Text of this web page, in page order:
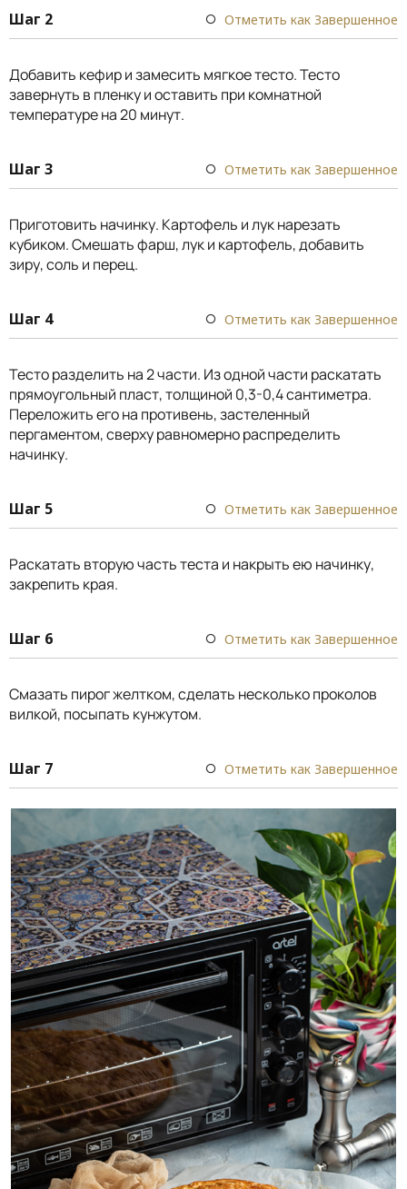
Шаг 2 Отметить как Завершенное
Добавить кефир и замесить мягкое тесто. Тесто
завернуть в пленку и оставить при комнатной
температуре на 20 минут.
Шаг 3 Отметить как Завершенное
Приготовить начинку. Картофель и лук нарезать
кубиком. Смешать фарш, лук и картофель, добавить
зиру, соль и перец.
Шаг 4 Отметить как Завершенное
Тесто разделить на 2 части. Из одной части раскатать
прямоугольный пласт, толщиной 0,3-0,4 сантиметра.
Переложить его на противень, застеленный
пергаментом, сверху равномерно распределить
начинку.
Шаг 5 Отметить как Завершенное
Раскатать вторую часть теста и накрыть ею начинку,
закрепить края.
Шаг 6 Отметить как Завершенное
Смазать пирог желтком, сделать несколько проколов
вилкой, посыпать кунжутом.
Шаг 7 Отметить как Завершенное